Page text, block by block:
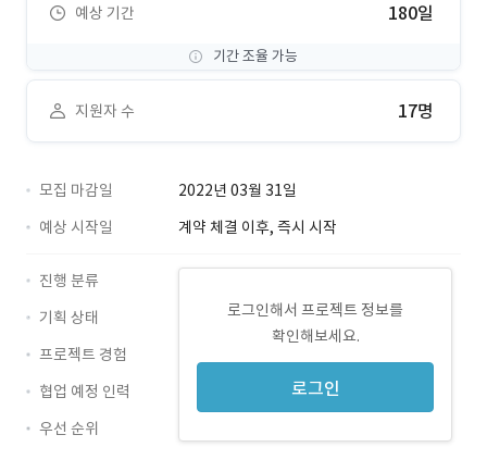
예상 기간 180일
기간 조율 가능
지원자 수 17명
모집 마감일
2022년 03월 31일
예상 시작일
계약 체결 이후, 즉시 시작
로그인해서 프로젝트 정보를
확인해보세요.
로그인
진행 분류
기획 상태
프로젝트 경험
협업 예정 인력
우선 순위